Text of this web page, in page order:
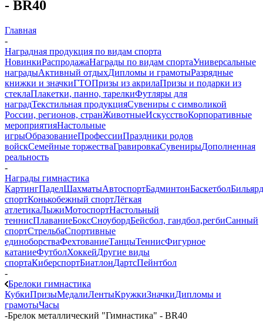
- BR40
Главная
-
Наградная продукция по видам спорта
НовинкиРаспродажаНаграды по видам спортаУниверсальные
наградыАктивный отдыхДипломы и грамотыРазрядные
книжки и значкиГТОПризы из акрилаПризы и подарки из
стеклаПлакетки, панно, тарелкиФутляры для
наградТекстильная продукцияСувениры с символикой
России, регионов, странЖивотныеИскусствоКорпоративные
мероприятияНастольные
игрыОбразованиеПрофессииПраздники родов
войскСемейные торжестваГравировкаСувенирыДополненная
реальность
-
Награды гимнастика
КартингПаделШахматыАвтоспортБадминтонБаскетболБильярд
спортКонькобежный спортЛёгкая
атлетикаЛыжиМотоспортНастольный
теннисПлаваниеБоксСноубордБейсбол, гандбол,регбиСанный
спортСтрельбаСпортивные
единоборстваФехтованиеТанцыТеннисФигурное
катаниеФутболХоккейДругие виды
спортаКиберспортБиатлонДартсПейнтбол
-
Брелоки гимнастика
КубкиПризыМедалиЛентыКружкиЗначкиДипломы и
грамотыЧасы
-Брелок металлический "Гимнастика" - BR40